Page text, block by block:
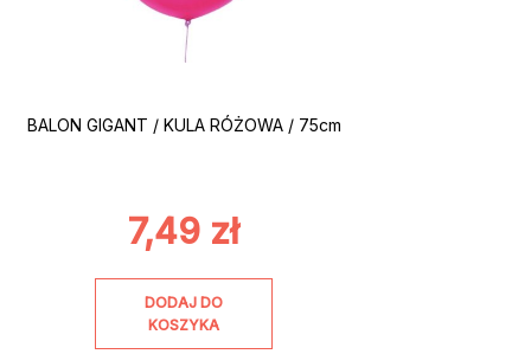
BALON GIGANT / KULA RÓŻOWA / 75cm
7,49 zł
DODAJ DO
KOSZYKA